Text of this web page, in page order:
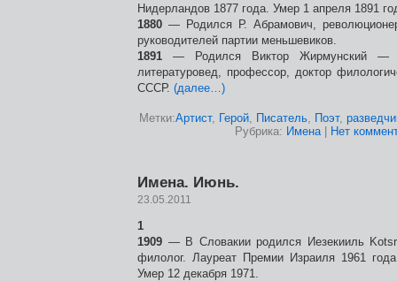
Нидерландов 1877 года. Умер 1 апреля 1891
1880 — Родился Р. Абрамович,
руководителей партии меньшевиков.
1891 — Родился Виктор Жирмунский —
литературовед, профессор, доктор
СССР. (далее…)
Метки:Артист, Герой, Писатель, Поэт,
Рубрика: Имена| Нет
Имена. Июнь.
23.05.2011
1
1909 — В Словакии родился Иезекииль
филолог. Лауреат Премии Израиля 1961
Умер 12 декабря 1971.